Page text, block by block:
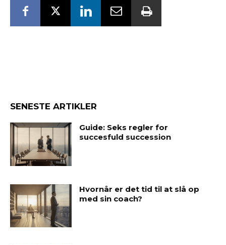
SENESTE ARTIKLER
Guide: Seks regler for
succesfuld succession
Hvornår er det tid til at slå op
med sin coach?